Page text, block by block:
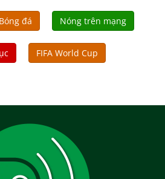
Bóng đá Nóng trên mạng
FIFA World Cup